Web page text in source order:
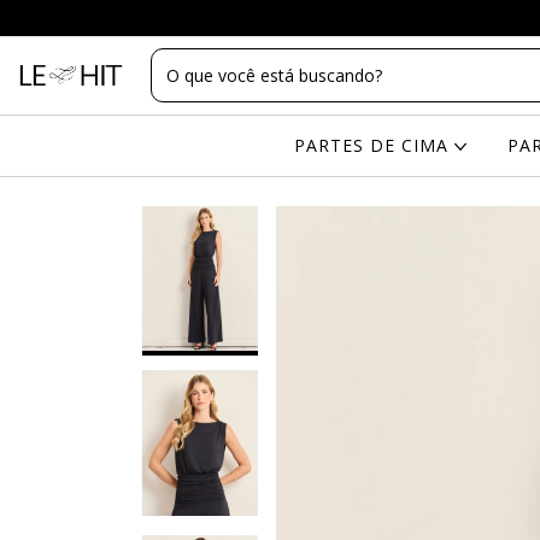
PARTES DE CIMA